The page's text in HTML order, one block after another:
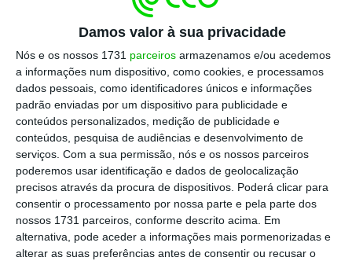
Damos valor à sua privacidade
Nós e os nossos 1731 parceiros armazenamos e/ou acedemos
a informações num dispositivo, como cookies, e processamos
dados pessoais, como identificadores únicos e informações
padrão enviadas por um dispositivo para publicidade e
conteúdos personalizados, medição de publicidade e
conteúdos, pesquisa de audiências e desenvolvimento de
serviços. Com a sua permissão, nós e os nossos parceiros
poderemos usar identificação e dados de geolocalização
precisos através da procura de dispositivos. Poderá clicar para
consentir o processamento por nossa parte e pela parte dos
nossos 1731 parceiros, conforme descrito acima. Em
alternativa, pode aceder a informações mais pormenorizadas e
alterar as suas preferências antes de consentir ou recusar o
guerra comercial lançada por
Donald Trump com o propósito de proteger
produção norte-americana, nomeadamente
no aço e alumínio, cujas tarifas aduaneiras
foram aumentadas, motivando uma
retaliação de vários países.
Na conferência de imprensa, o primeiro-
ministro canadiano, Justin Trudeau, disse que
as medidas restritivas às importações vão
prejudicar, não só os canadianos, mas
também os trabalhadores norte-americanos: